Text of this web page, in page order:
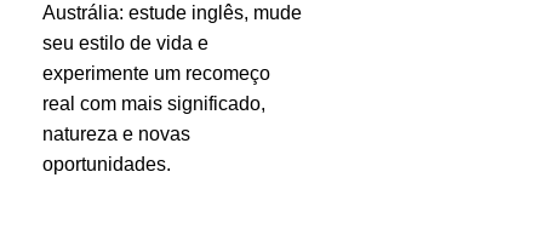
na
Austrália
2026
Austrália: estude inglês, mude
seu estilo de vida e
experimente um recomeço
real com mais significado,
natureza e novas
oportunidades.